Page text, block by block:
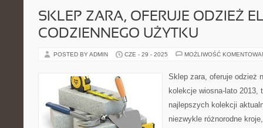
SKLEP ZARA, OFERUJE ODZIEŻ
CODZIENNEGO UŻYTKU
POSTED BY ADMIN CZE - 29 - 2025 MOŻLIWOŚĆ
Sklep zara, oferuje odzież
kolekcje wiosna-lato 2013,
najlepszych kolekcji
niezwykle różnorodne